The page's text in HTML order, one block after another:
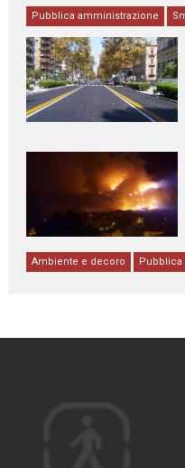
Pubblica amministrazione
Ambiente e decoro